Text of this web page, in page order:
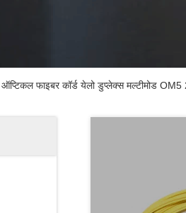
फाइबर कॉर्ड येलो डुप्लेक्स मल्टीमोड